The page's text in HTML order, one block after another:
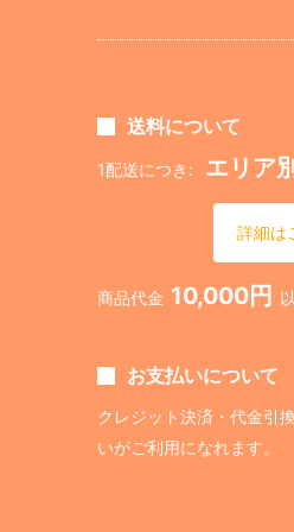
送料について
1配送につき: エリア
詳細は
商品代金 10,000円
お支払いについて
クレジット決済・代金引
いがご利用になれます。